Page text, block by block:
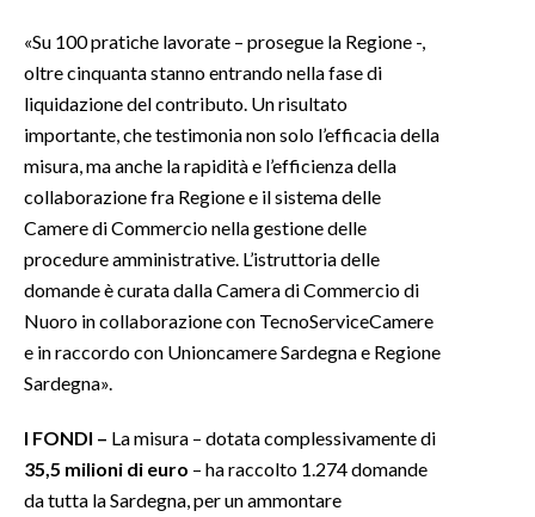
«Su 100 pratiche lavorate – prosegue la Regione -,
oltre cinquanta stanno entrando nella fase di
liquidazione del contributo. Un risultato
importante, che testimonia non solo l’efficacia della
misura, ma anche la rapidità e l’efficienza della
collaborazione fra Regione e il sistema delle
Camere di Commercio nella gestione delle
procedure amministrative. L’istruttoria delle
domande è curata dalla Camera di Commercio di
Nuoro in collaborazione con TecnoServiceCamere
e in raccordo con Unioncamere Sardegna e Regione
Sardegna».
I FONDI – La misura – dotata complessivamente di
35,5 milioni di euro – ha raccolto 1.274 domande
da tutta la Sardegna, per un ammontare